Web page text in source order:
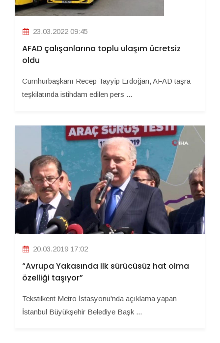
23.03.2022 09:45
AFAD çalışanlarına toplu ulaşım ücretsiz
oldu
Cumhurbaşkanı Recep Tayyip Erdoğan, AFAD taşra
teşkilatında istihdam edilen pers ...
20.03.2019 17:02
“Avrupa Yakasında ilk sürücüsüz hat olma
özelliği taşıyor”
Tekstilkent Metro İstasyonu'nda açıklama yapan
İstanbul Büyükşehir Belediye Başk ...